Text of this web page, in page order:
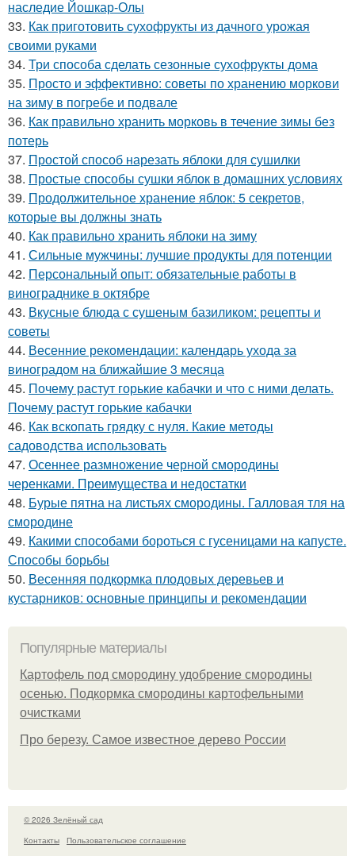
наследие Йошкар-Олы
33. Как приготовить сухофрукты из дачного урожая
своими руками
34. Три способа сделать сезонные сухофрукты дома
35. Просто и эффективно: советы по хранению моркови
на зиму в погребе и подвале
36. Как правильно хранить морковь в течение зимы без
потерь
37. Простой способ нарезать яблоки для сушилки
38. Простые способы сушки яблок в домашних условиях
39. Продолжительное хранение яблок: 5 секретов,
которые вы должны знать
40. Как правильно хранить яблоки на зиму
41. Сильные мужчины: лучшие продукты для потенции
42. Персональный опыт: обязательные работы в
винограднике в октябре
43. Вкусные блюда с сушеным базиликом: рецепты и
советы
44. Весенние рекомендации: календарь ухода за
виноградом на ближайшие 3 месяца
45. Почему растут горькие кабачки и что с ними делать.
Почему растут горькие кабачки
46. Как вскопать грядку с нуля. Какие методы
садоводства использовать
47. Осеннее размножение черной смородины
черенками. Преимущества и недостатки
48. Бурые пятна на листьях смородины. Галловая тля на
смородине
49. Какими способами бороться с гусеницами на капусте.
Способы борьбы
50. Весенняя подкормка плодовых деревьев и
кустарников: основные принципы и рекомендации
Популярные материалы
Картофель под смородину удобрение смородины
осенью. Подкормка смородины картофельными
очистками
Про березу. Самое известное дерево России
© 2026 Зелёный сад
Контакты
Пользовательское соглашение